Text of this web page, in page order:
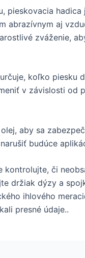
pieskovacia hadica
abrazívnym aj
zváženie,
koľko piesku
v závislosti od
aby sa
budúce
či
držiak dýzy a
ihlového
presné údaje..